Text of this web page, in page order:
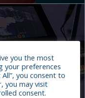
you the most
your preferences
you consent to
you may visit
consent.